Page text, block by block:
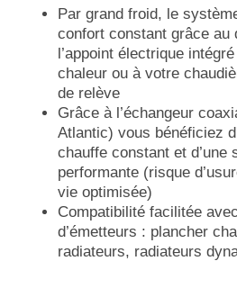
Par grand froid, le
confort constant grâce au
l’appoint électrique
chaleur ou à votre
de relève
Grâce à l’échangeur
Atlantic) vous bénéficiez
chauffe constant et d’une
performante (risque
vie optimisée)
Compatibilité facilitée
d’émetteurs : plancher
radiateurs, radiateurs